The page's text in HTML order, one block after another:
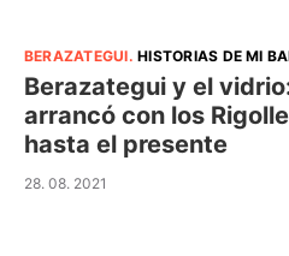
BERAZATEGUI.HISTORIAS DE MI
Berazategui y el
arrancó con los
hasta el presente
28. 08. 2021